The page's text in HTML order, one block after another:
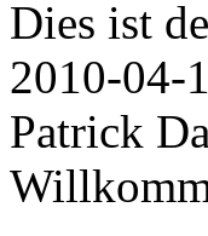
Dies ist
2010-04-
Patrick